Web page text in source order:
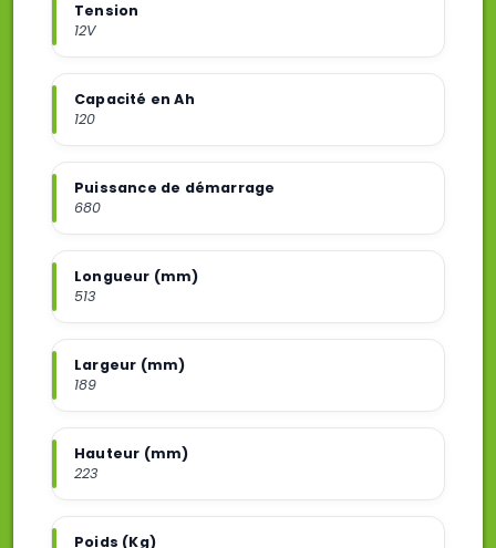
Tension
12V
Capacité en Ah
120
Puissance de démarrage
680
Longueur (mm)
513
Largeur (mm)
189
Hauteur (mm)
223
Poids (Kg)